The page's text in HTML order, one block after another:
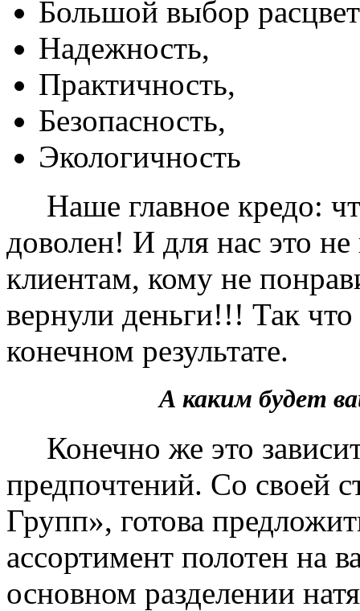
Большой выбор
Надежность,
Практичность,
Безопасность,
Экологичность
Наше главное кредо:
доволен! И для нас это
клиентам, кому не
вернули деньги!!! Так
конечном результате.
А каким будет
Конечно же это
предпочтений. Со своей
Групп», готова
ассортимент полотен на
основном разделении